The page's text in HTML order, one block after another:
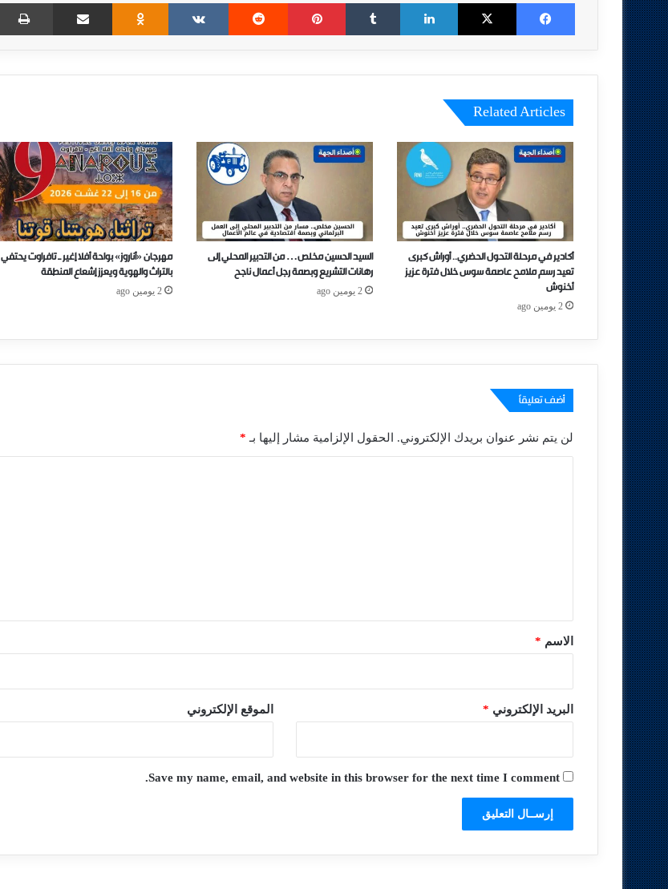
Related Articles
أكادير في مرحلة التحول الحضري.. أوراش كبرى
تعيد رسم ملامح عاصمة سوس خلال فترة عزيز
أخنوش
2 يومين ago
السيد الحسين مخلص… من التدبير المحلي إلى
رهانات التشريع وبصمة رجل أعمال ناجح
2 يومين ago
مهرجان «أناروز» بواحة أفلا إغير ـ تافراوت يحتفي
بالتراث والهوية ويعزز إشعاع المنطقة
2 يومين ago
أضف تعليقاً
لن يتم نشر عنوان بريدك الإلكتروني. الحقول الإلزامية مشار إليها بـ *
*الاسم *
البريد الإلكتروني * الموقع الإلكتروني
Save my name, email, and website in this browser for the next time I comment.